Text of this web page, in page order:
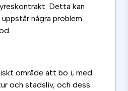
Detta kan
några problem
område att bo i, med
och stadsliv, och dess